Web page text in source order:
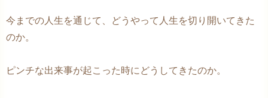
今までの人生を通じて、どうやって人生を切り開いてきた
のか。
ピンチな出来事が起こった時にどうしてきたのか。